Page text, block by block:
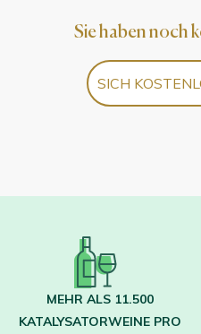
Sie haben noch
SICH
MEHR ALS 11.500
KATALYSATORWEINE PRO